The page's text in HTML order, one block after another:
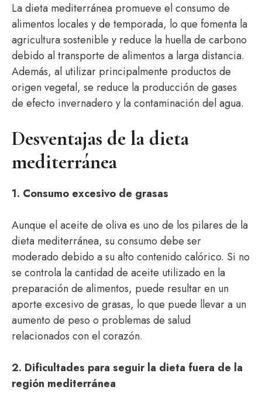
La dieta mediterránea promueve el consumo de
alimentos locales y de temporada, lo que fomenta la
agricultura sostenible y reduce la huella de carbono
debido al transporte de alimentos a larga distancia.
Además, al utilizar principalmente productos de
origen vegetal, se reduce la producción de gases
de efecto invernadero y la contaminación del agua.
Desventajas de la dieta
mediterránea
1. Consumo excesivo de grasas
Aunque el aceite de oliva es uno de los pilares de la
dieta mediterránea, su consumo debe ser
moderado debido a su alto contenido calórico. Si no
se controla la cantidad de aceite utilizado en la
preparación de alimentos, puede resultar en un
aporte excesivo de grasas, lo que puede llevar a un
aumento de peso o problemas de salud
relacionados con el corazón.
2. Dificultades para seguir la dieta fuera de la
región mediterránea